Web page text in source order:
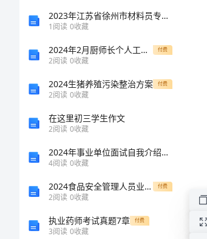
2023年江苏省徐州市材料员专业管理实务考试题库精品【全优】
1阅读 0收藏
2024年2月厨师长个人工作总结 付费
2阅读 0收藏
2024生猪养殖污染整治方案 付费
2阅读 0收藏
在这里初三学生作文
2阅读 0收藏
2024年事业单位面试自我介绍模板（精选篇）
4阅读 0收藏
2024食品安全管理人员业务水平检验试题 付费
2阅读 0收藏
执业药师考试真题7章 付费
3阅读 0收藏